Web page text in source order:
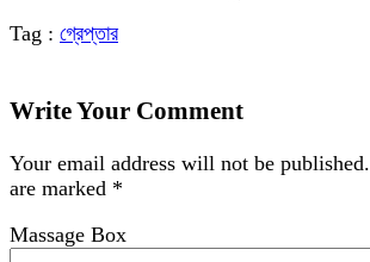
Tag : গ্রেপ্তার
Write Your Comment
Your email address will not be published.
are marked *
Massage Box